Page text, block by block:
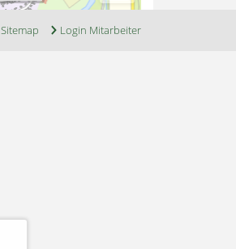
Sitemap Login Mitarbeiter